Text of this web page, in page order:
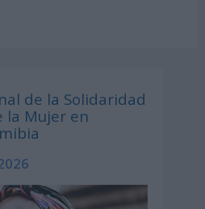
de la Solidaridad
la Mujer en